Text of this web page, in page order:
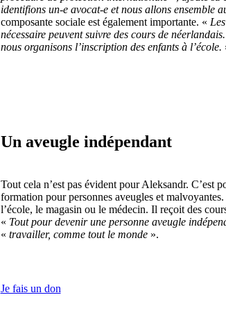
identifions un-e avocat-e et nous allons ensemble
composante sociale est également importante. «
nécessaire peuvent suivre des cours de
nous organisons l’inscription des enfants à l’école.
Un aveugle indépendant
Tout cela n’est pas évident pour Aleksandr. C’est
formation pour personnes aveugles et
l’école, le magasin ou le médecin. Il reçoit des
« Tout pour devenir une personne aveugle
« travailler, comme tout le monde».
Je fais un don